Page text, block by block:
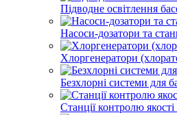
Підводне освітлення
Насоси-дозатори та
Хлоргенератори
Безхлорні системи для
Станції контролю